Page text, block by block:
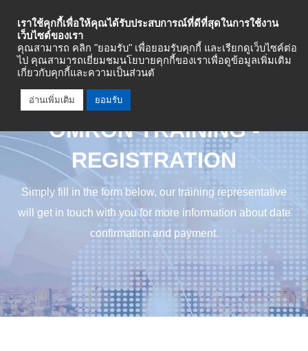
Industrial Automation
OMRON TRAINING -
REGISTRATION
Simply fill in the form below, our training representative
will get in touch with you for more information about date
confirmation and payment.
เราใช้คุกกี้เพื่อให้คุณได้รับประสบการณ์ที่ดีที่สุดในการใช้งาน
เว็บไซต์ของเรา
คุณสามารถ คลิก "ยอมรับ" เพื่อยอมรับคุกกี้ และเรียกดูเว็บไซค์ต่อ
ไป คุณสามารถเยี่ยมชมนโยบายคุกกี้ของเราเพื่อดูข้อมูลเพิ่มเติม
เกี่ยวกับคุกกี้และความเป็นส่วนตั
อ่านเพิ่มเติม ยอมรับ